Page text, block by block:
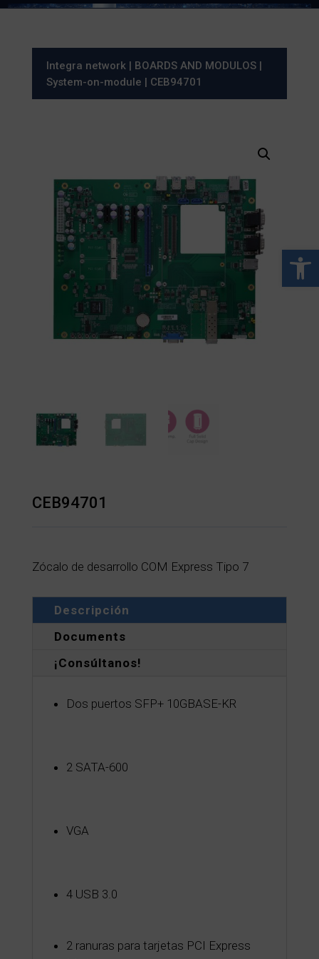
Abrir
Integra network| BOARDS AND MODULOS|
System-on-module | CEB94701
CEB94701
Zócalo de desarrollo COM Express Tipo 7
Descripción
Documents
¡Consúltanos!
Dos puertos SFP+ 10GBASE-KR
2 SATA-600
VGA
4 USB 3.0
2 ranuras para tarjetas PCI Express